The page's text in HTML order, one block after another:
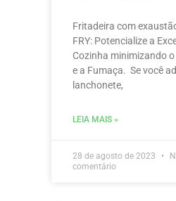
Fritadeira com
FRY: Potencialize a
Cozinha minimizando o
e a Fumaça. Se você
lanchonete,
LEIA MAIS »
28 de agosto de 2023
comentário